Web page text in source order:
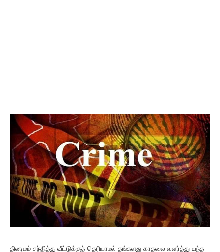
தினமும் சந்தித்து வீட்டுக்குத் தெரியாமல் தங்களது காதலை வளர்த்து வந்த